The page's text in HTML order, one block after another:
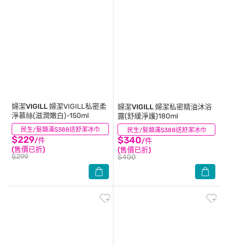
民生/髮類滿$388送舒潔冰巾
婦潔VIGILL婦潔VIGILL私密柔
淨慕絲(滋潤嫩白)-150ml
$229/件
(售價已折)
$299
(25) 民生/髮類滿$388送舒潔冰巾
婦潔VIGILL婦潔私密精油沐浴
露(舒緩淨護)180ml
$340/件
(售價已折)
$400
(16)